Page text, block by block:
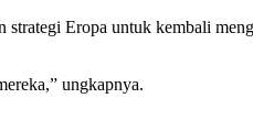
strategi Eropa untuk kembali
ungkapnya.